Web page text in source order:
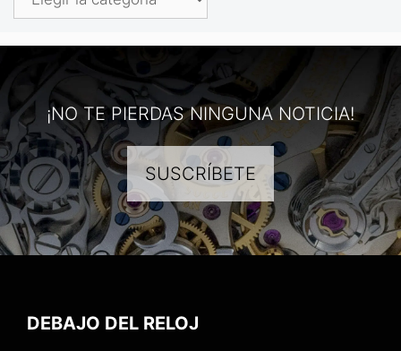
¡NO TE PIERDAS NINGUNA NOTICIA!
SUSCRÍBETE
DEBAJO DEL RELOJ